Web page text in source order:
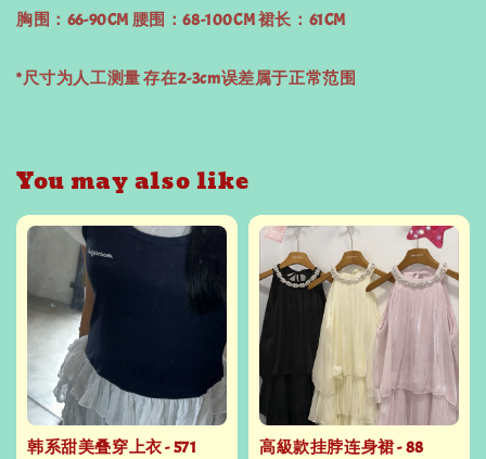
胸围：66-90CM 腰围：68-100CM 裙长：61CM
*尺寸为人工测量 存在2-3cm误差属于正常范围
You may also like
韩系甜美叠穿上衣 - 571 高級款挂脖连身裙 - 88